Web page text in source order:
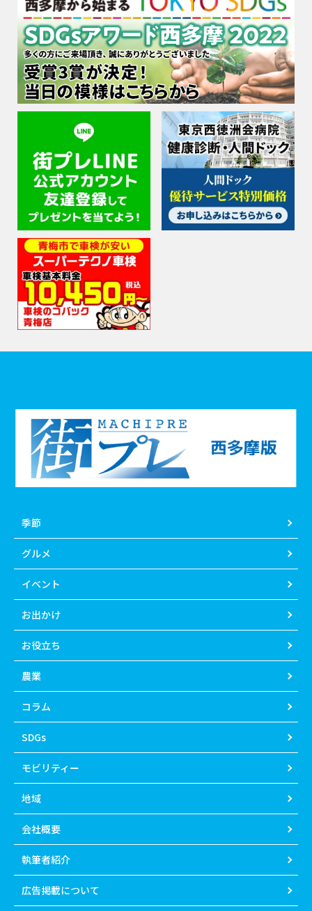
季節
グルメ
イベント
お出かけ
お役立ち
農業
コラム
SDGs
モビリティー
地域
会社概要
執筆者紹介
広告掲載について